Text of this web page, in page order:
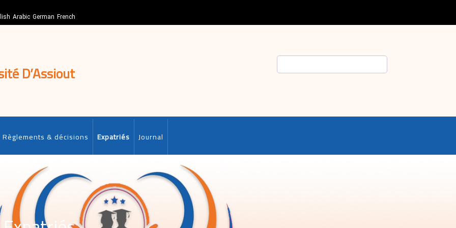
Arabic German French
D’Assiout
Règlements & décisions Expatriés Journal